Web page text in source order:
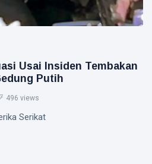
Usai Insiden Tembakan
Putih
496 views
Serikat